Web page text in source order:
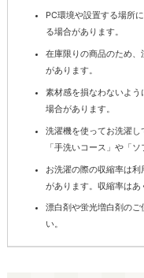
PC環境や設置する場所
る場合があります。
在庫限りの商品のため
があります。
素材感を損なわないよ
場合があります。
洗濯機を使ってお洗濯
「手洗いコース」や「
お洗濯の際の収縮率は
があります。収縮率はあ
漂白剤や蛍光増白剤のご
い。